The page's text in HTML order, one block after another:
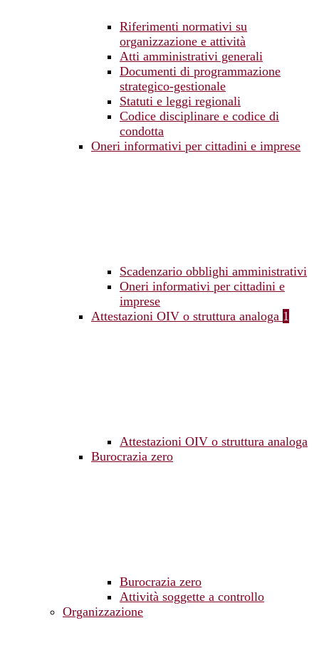
Riferimenti normativi su
organizzazione e attività
Atti amministrativi generali
Documenti di programmazione
strategico-gestionale
Statuti e leggi regionali
Codice disciplinare e codice di
condotta
Oneri informativi per cittadini e imprese
Scadenzario obblighi amministrativi
Oneri informativi per cittadini e
imprese
Attestazioni OIV o struttura analoga 1
Attestazioni OIV o struttura analoga
Burocrazia zero
Burocrazia zero
Attività soggette a controllo
Organizzazione